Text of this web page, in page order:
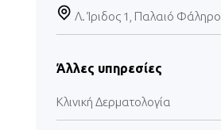
Λ. Ίριδος 1, Παλαιό Φάληρο
Άλλες υπηρεσίες
Κλινική Δερματολογία